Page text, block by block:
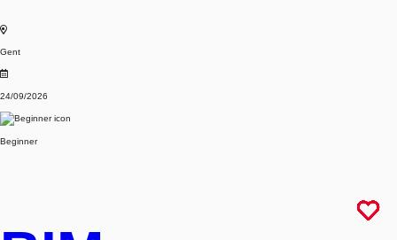
Gent
24/09/2026
Beginner